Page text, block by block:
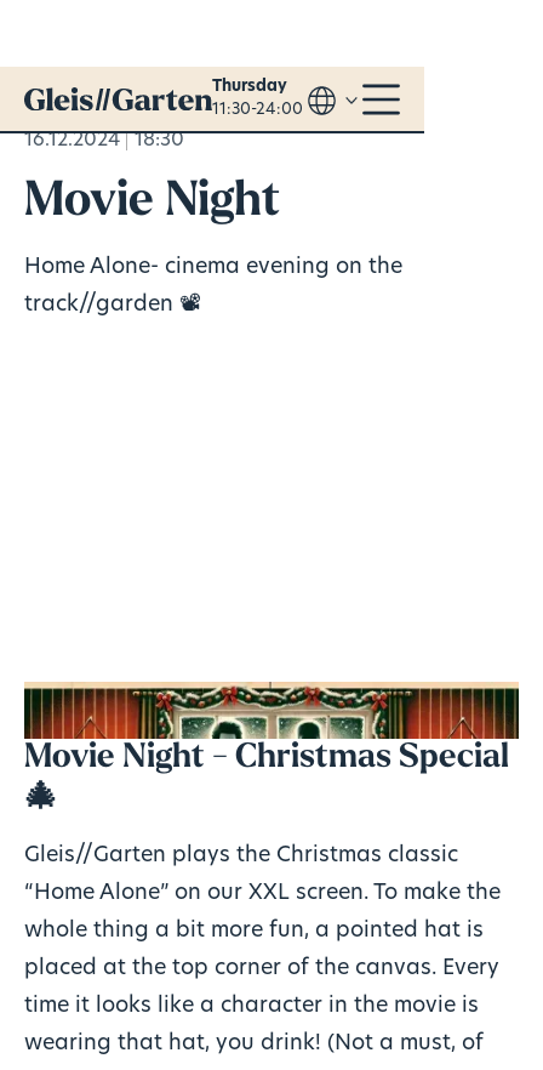
Thursday
11:30-24:00
16.12.2024 18:30
Movie Night
Home Alone- cinema evening on the
track//garden 📽
Movie Night - Christmas Special
🎄
Gleis//Garten plays the Christmas classic
“Home Alone” on our XXL screen. To make the
whole thing a bit more fun, a pointed hat is
placed at the top corner of the canvas. Every
time it looks like a character in the movie is
wearing that hat, you drink! (Not a must, of